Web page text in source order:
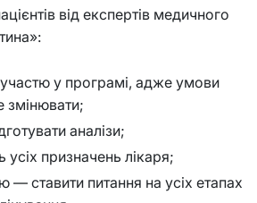
від експертів медичного
участю у програмі, адже умови
аналізи;
усіх призначень лікаря;
— ставити питання на усіх етапах